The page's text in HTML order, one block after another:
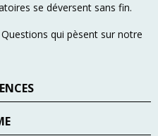
se déversent sans fin.
qui pèsent sur notre